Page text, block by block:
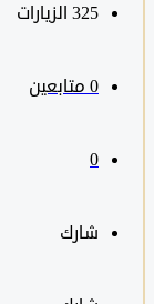
325 الزيارات
متابعين
شارك